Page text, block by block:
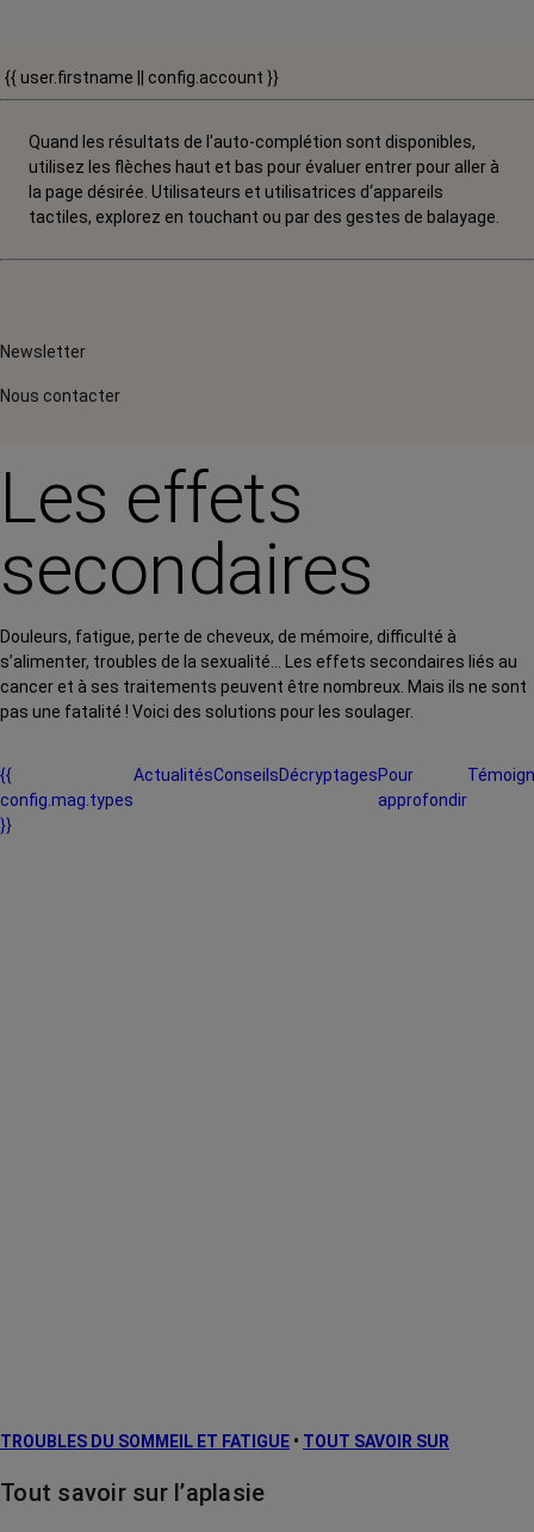
{{ user.firstname || config.account }}
Quand les résultats de l'auto-complétion sont disponibles,
utilisez les flèches haut et bas pour évaluer entrer pour aller à
la page désirée. Utilisateurs et utilisatrices d‘appareils
tactiles, explorez en touchant ou par des gestes de balayage.
Newsletter
Nous contacter
Les effets
secondaires
Douleurs, fatigue, perte de cheveux, de mémoire, difficulté à
s’alimenter, troubles de la sexualité… Les effets secondaires liés au
cancer et à ses traitements peuvent être nombreux. Mais ils ne sont
pas une fatalité ! Voici des solutions pour les soulager.
{{
config.mag.types
}}
ActualitésConseilsDécryptagesPour
approfondir
TROUBLES DU SOMMEIL ET FATIGUE • TOUT SAVOIR SUR
Tout savoir sur l’aplasie